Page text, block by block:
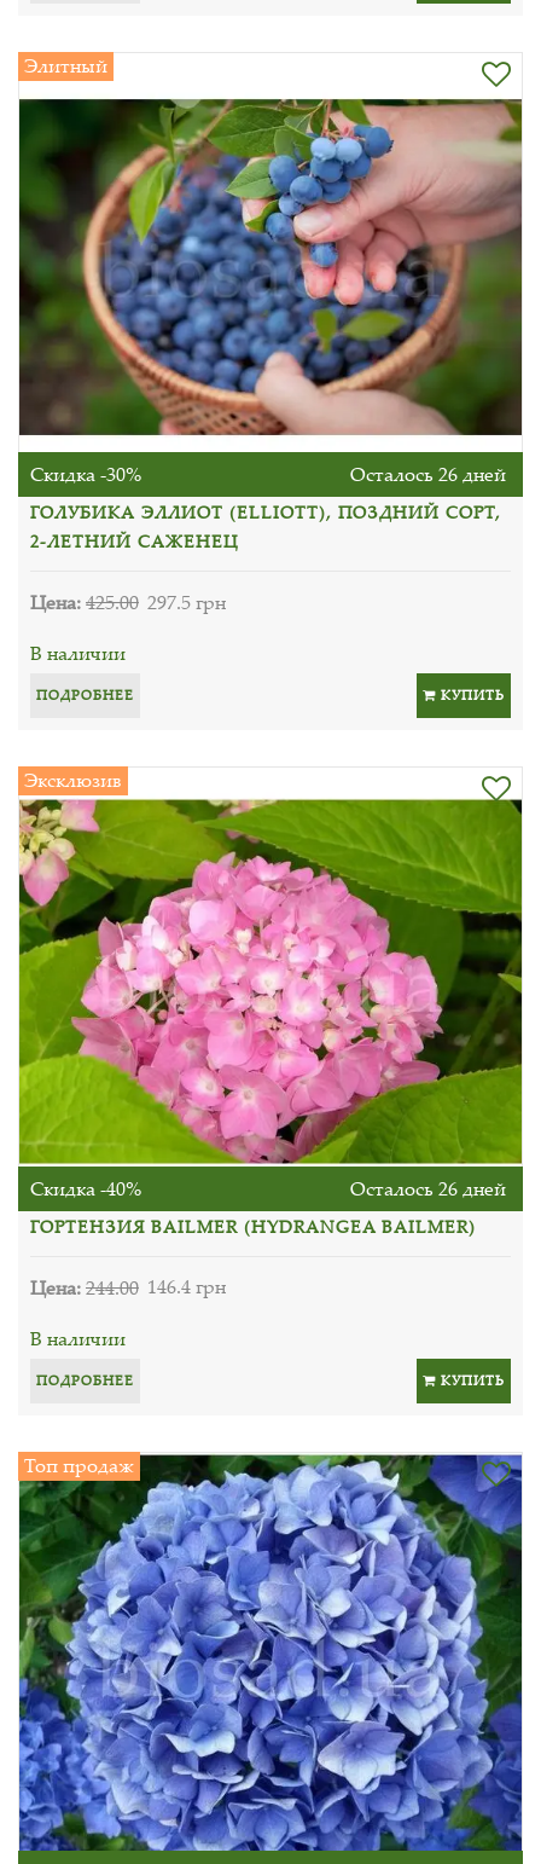
Элитный
Скидка -30% Осталось 26 дней
ГОЛУБИКА ЭЛЛИОТ (ELLIOTT), ПОЗДНИЙ СОРТ,
2-ЛЕТНИЙ САЖЕНЕЦ
Цена:425.00 297.5 грн
В наличии
ПОДРОБНЕЕ КУПИТЬ
Эксклюзив
Скидка -40% Осталось 26 дней
ГОРТЕНЗИЯ BAILMER (HYDRANGEA BAILMER)
Цена:244.00 146.4 грн
В наличии
ПОДРОБНЕЕ КУПИТЬ
Топ продаж